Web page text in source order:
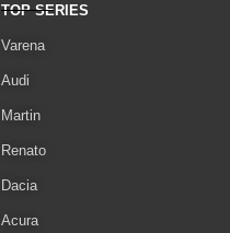
TOP SERIES
Varena
Audi
Martin
Renato
Dacia
Acura